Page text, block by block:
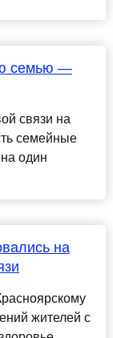
семью —
связи на
семейные
один
на
жителей с